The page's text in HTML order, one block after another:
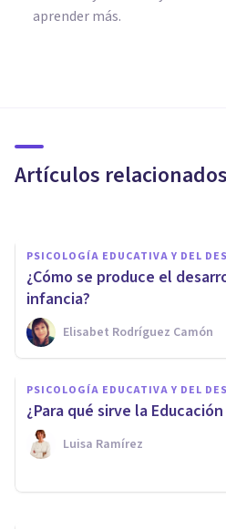
aprender más.
Artículos relacionados
padres en apuros
PSICOLOGÍA EDUCATIVA Y DEL
¿Cómo se produce el
infancia?
Elisabet Rodríguez Camón
PSICOLOGÍA EDUCATIVA Y DEL
¿Para qué sirve la
Luisa Ramírez
7 errores
límites a los